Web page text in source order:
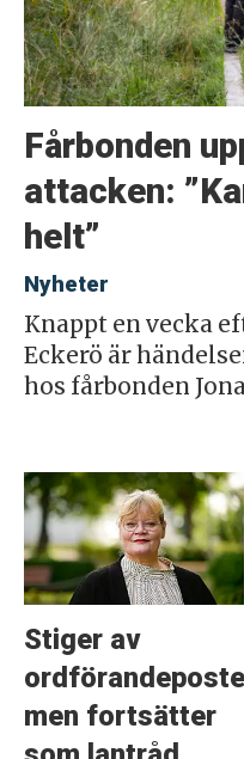
Fårbonden
attacken:
helt”
Nyheter
Knappt en vecka
Eckerö är
hos fårbonden
Stiger av
ordförandeposten
men fortsätter